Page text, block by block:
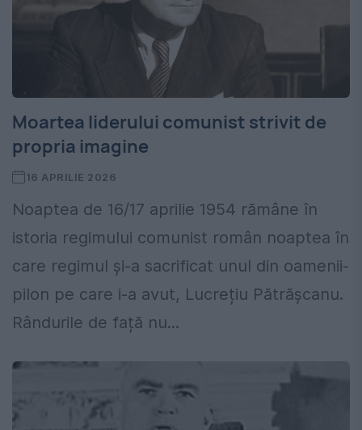
Moartea liderului comunist strivit de
propria imagine
16 APRILIE 2026
Noaptea de 16/17 aprilie 1954 rămâne în
istoria regimului comunist român noaptea în
care regimul și-a sacrificat unul din oamenii-
pilon pe care i-a avut, Lucrețiu Pătrășcanu.
Rândurile de față nu...